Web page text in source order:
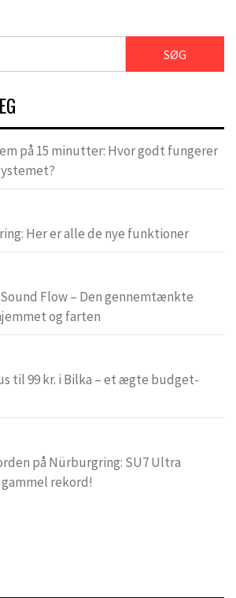
på 15 minutter: Hvor godt fungerer
Her er alle de nye funktioner
Flow – Den gennemtænkte
og farten
til 99 kr. i Bilka – et ægte budget-
på Nürburgring: SU7 Ultra
rekord!